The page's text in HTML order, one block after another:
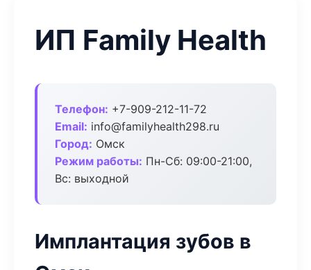
ИП Family Health
Телефон: +7-909-212-11-72
Email: info@familyhealth298.ru
Город: Омск
Режим работы: Пн-Сб: 09:00-21:00,
Вс: выходной
Имплантация зубов в